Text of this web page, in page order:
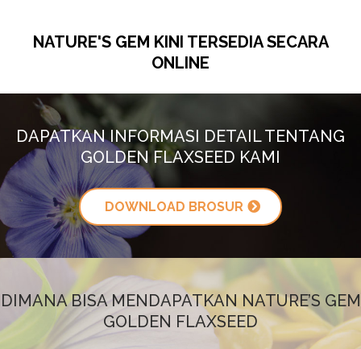
NATURE'S GEM KINI TERSEDIA SECARA
ONLINE
DAPATKAN INFORMASI DETAIL TENTANG
GOLDEN FLAXSEED KAMI
DOWNLOAD BROSUR
DIMANA BISA MENDAPATKAN NATURE’S GEM
GOLDEN FLAXSEED